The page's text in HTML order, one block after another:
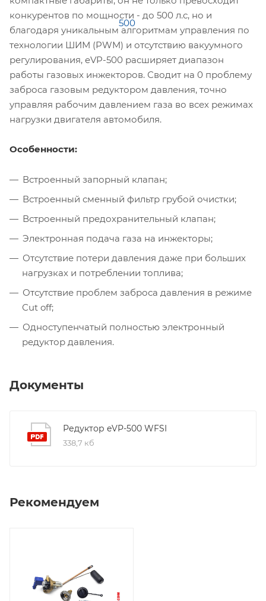
конкурентов по мощности - до 500 л.с, но и
благодаря уникальным алгоритмам управления по
технологии ШИМ (PWM) и отсутствию вакуумного
регулирования, eVP-500 расширяет диапазон
работы газовых инжекторов. Сводит на 0 проблему
заброса газовым редуктором давления, точно
управляя рабочим давлением газа во всех режимах
нагрузки двигателя автомобиля.
Особенности:
Встроенный запорный клапан;
Встроенный сменный фильтр грубой очистки;
Встроенный предохранительный клапан;
Электронная подача газа на инжекторы;
Отсутствие потери давления даже при больших
нагрузках и потреблении топлива;
Отсутствие проблем заброса давления в режиме
Сut off;
Одноступенчатый полностью электронный
редуктор давления.
Документы
Редуктор eVP-500 WFSI
338,7 кб
Рекомендуем